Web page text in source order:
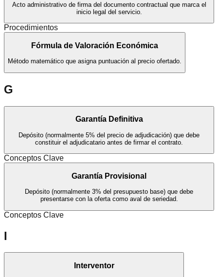
Acto administrativo de firma del documento contractual que marca el
inicio legal del servicio.
Procedimientos
Fórmula de Valoración Económica
Método matemático que asigna puntuación al precio ofertado.
G
Garantía Definitiva
Depósito (normalmente 5% del precio de adjudicación) que debe
constituir el adjudicatario antes de firmar el contrato.
Conceptos Clave
Garantía Provisional
Depósito (normalmente 3% del presupuesto base) que debe
presentarse con la oferta como aval de seriedad.
Conceptos Clave
I
Interventor